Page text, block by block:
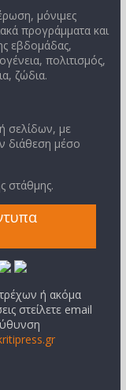
μόνιμες
προγράμματα και
εβδομάδας,
πολιτισμός,
ζώδια.
σελίδων, με
διάθεση μέσο
στάθμης.
τρέχων ή ακόμα
στείλετε email